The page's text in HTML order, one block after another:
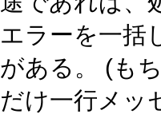
エラーを一括
がある。 (も
だけ一行メッ